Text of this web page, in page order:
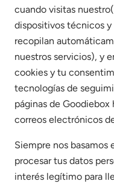
cuando visitas
dispositivos técnicos y
recopilan
nuestros servicios), y
cookies y tu
tecnologías de
páginas de Goodiebox
correos electrónicos
Siempre nos basamos
procesar tus datos
interés legítimo para